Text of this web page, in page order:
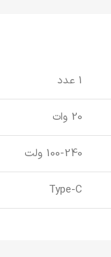
1 عدد
20 وات
100-240 ولت
Type-C